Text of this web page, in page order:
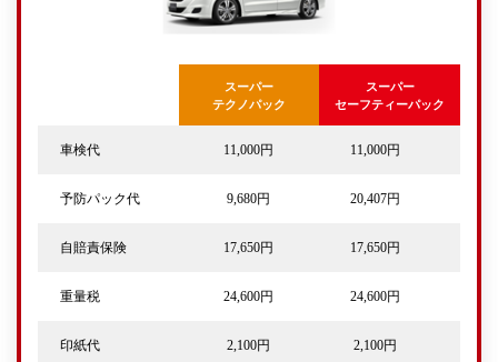
スーパー
テクノパック
スーパー
セーフティーパック
車検代 11,000円 11,000円
予防パック代 9,680円 20,407円
自賠責保険 17,650円 17,650円
重量税 24,600円 24,600円
印紙代 2,100円 2,100円